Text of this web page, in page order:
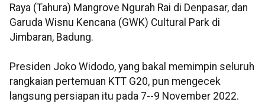
Raya (Tahura) Mangrove Ngurah Rai di Denpasar, dan
Garuda Wisnu Kencana (GWK) Cultural Park di
Jimbaran, Badung.
Presiden Joko Widodo, yang bakal memimpin seluruh
rangkaian pertemuan KTT G20, pun mengecek
langsung persiapan itu pada 7--9 November 2022.